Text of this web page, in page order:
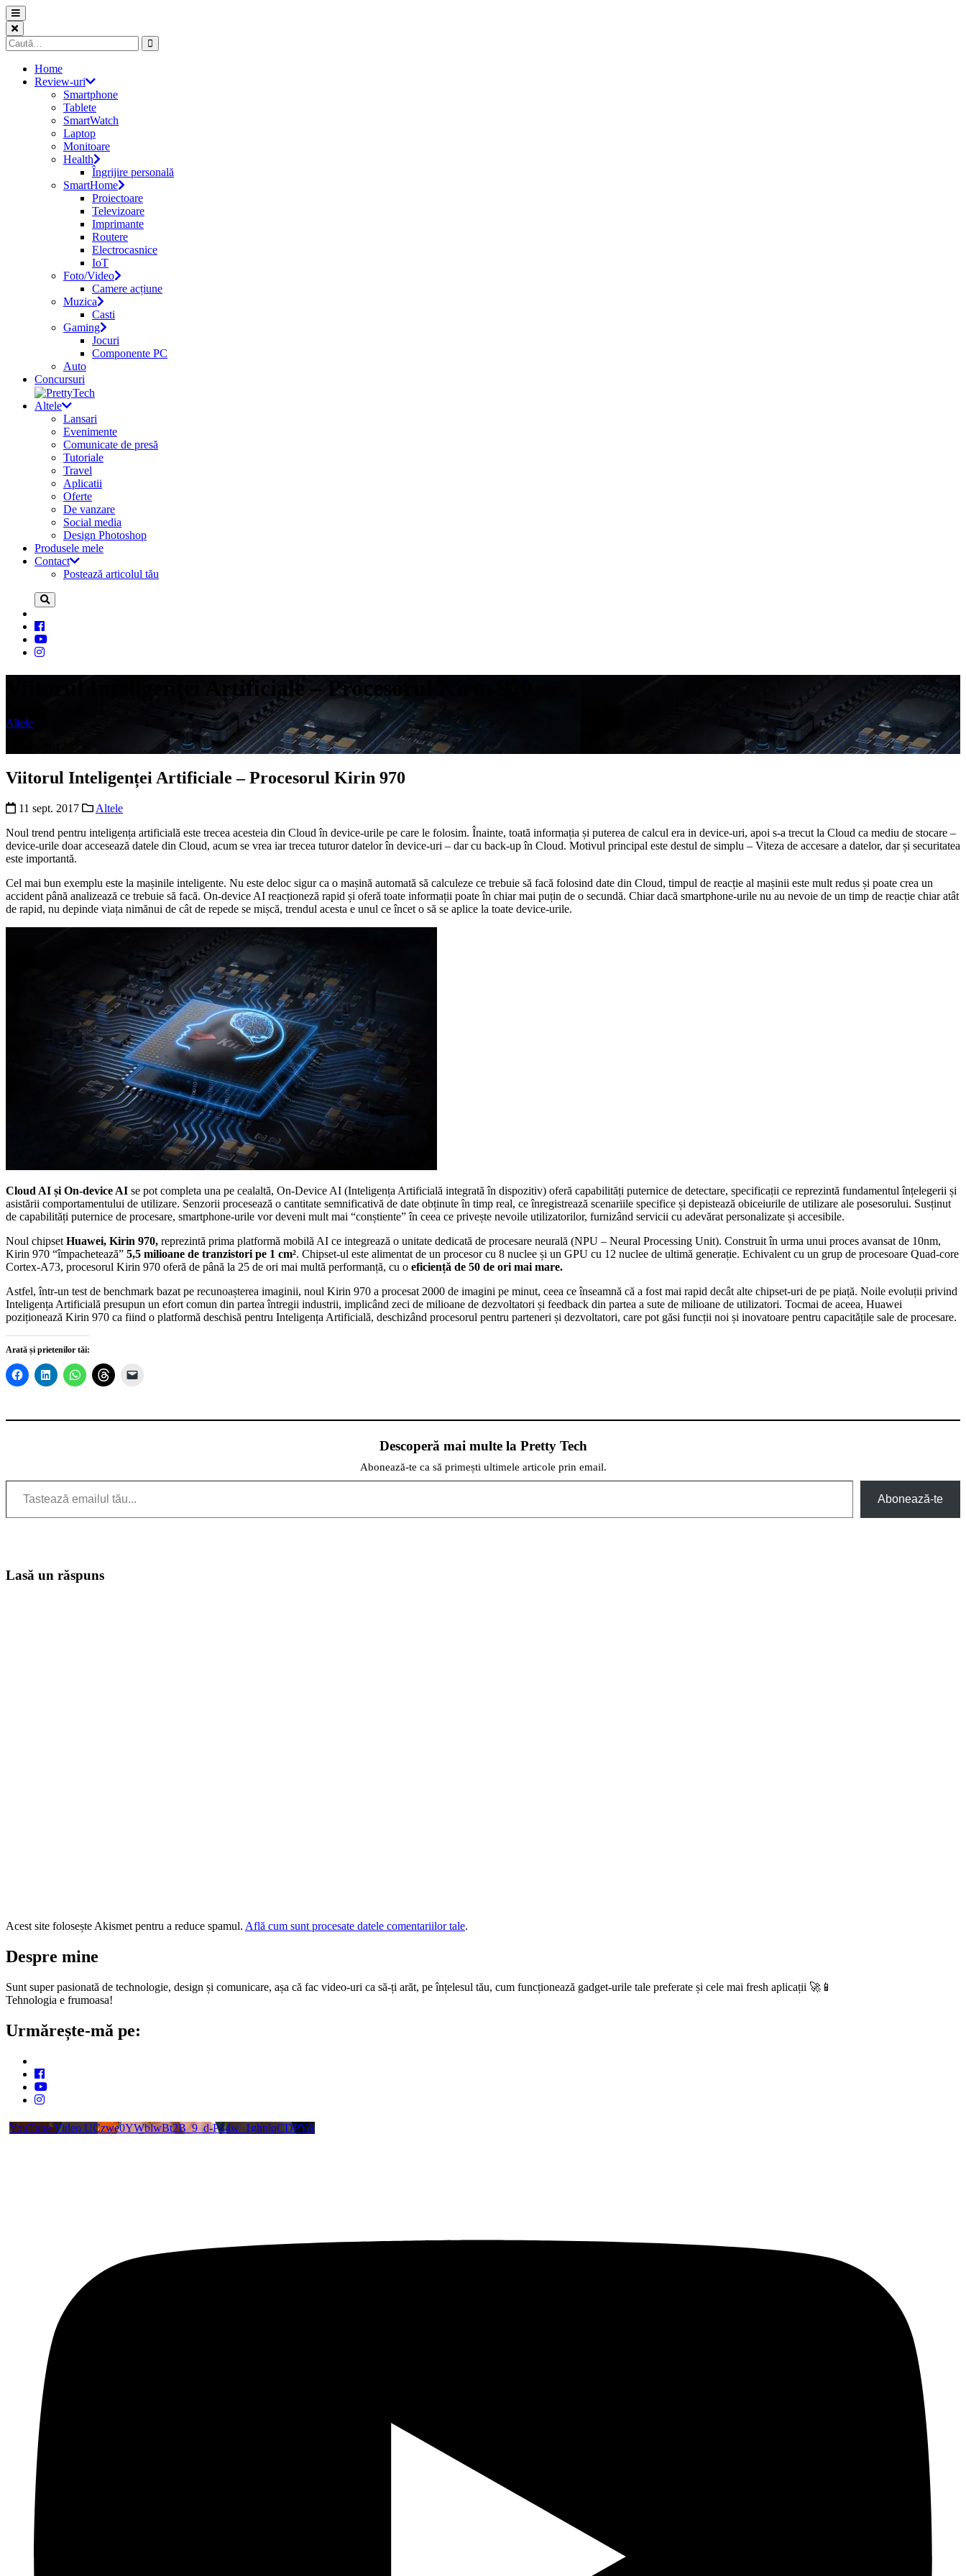
Skip
to
content
Caută
după:
Home
Review-uri
Smartphone
Tablete
SmartWatch
Laptop
Monitoare
Health
Îngrijire personală
SmartHome
Proiectoare
Televizoare
Imprimante
Routere
Electrocasnice
IoT
Foto/Video
Camere acțiune
Muzica
Casti
Gaming
Jocuri
Componente PC
Auto
Concursuri
Altele
Lansari
Evenimente
Comunicate de presă
Tutoriale
Travel
Aplicatii
Oferte
De vanzare
Social media
Design Photoshop
Produsele mele
Contact
Postează articolul tău
Viitorul Inteligenței Artificiale – Procesorul Kirin 970
Altele
Viitorul Inteligenței Artificiale – Procesorul Kirin 970
11 sept. 2017
Altele
Noul trend pentru inteligența artificială este trecea acesteia din Cloud în device-urile pe care le folosim. Înainte, toată informația și puterea de calcul era in device-uri, apoi s-a trecut la Cloud ca mediu de stocare –
device-urile doar accesează datele din Cloud, acum se vrea iar trecea tuturor datelor în device-uri – dar cu back-up în Cloud. Motivul principal este destul de simplu – Viteza de accesare a datelor, dar și securitatea
este importantă.
Cel mai bun exemplu este la mașinile inteligente. Nu este deloc sigur ca o mașină automată să calculeze ce trebuie să facă folosind date din Cloud, timpul de reacție al mașinii este mult redus și poate crea un
accident până analizează ce trebuie să facă. On-device AI reacționeză rapid și oferă toate informații poate în chiar mai puțin de o secundă. Chiar dacă smartphone-urile nu au nevoie de un timp de reacție chiar atât
de rapid, nu depinde viața nimănui de cât de repede se mișcă, trendul acesta e unul ce încet o să se aplice la toate device-urile.
Cloud AI și On-device AI se pot completa una pe cealaltă, On-Device AI (Inteligența Artificială integrată în dispozitiv) oferă capabilități puternice de detectare, specificații ce reprezintă fundamentul înțelegerii și
asistării comportamentului de utilizare. Senzorii procesează o cantitate semnificativă de date obținute în timp real, ce înregistrează scenariile specifice și depistează obiceiurile de utilizare ale posesorului. Susținut
de capabilități puternice de procesare, smartphone-urile vor deveni mult mai “conștiente” în ceea ce privește nevoile utilizatorilor, furnizând servicii cu adevărat personalizate și accesibile.
Noul chipset Huawei, Kirin 970, reprezintă prima platformă mobilă AI ce integrează o unitate dedicată de procesare neurală (NPU – Neural Processing Unit). Construit în urma unui proces avansat de 10nm,
Kirin 970 “împachetează” 5,5 milioane de tranzistori pe 1 cm². Chipset-ul este alimentat de un procesor cu 8 nuclee și un GPU cu 12 nuclee de ultimă generație. Echivalent cu un grup de procesoare Quad-core
Cortex-A73, procesorul Kirin 970 oferă de până la 25 de ori mai multă performanță, cu o eficiență de 50 de ori mai mare.
Astfel, într-un test de benchmark bazat pe recunoașterea imaginii, noul Kirin 970 a procesat 2000 de imagini pe minut, ceea ce înseamnă că a fost mai rapid decât alte chipset-uri de pe piață. Noile evoluții privind
Inteligența Artificială presupun un efort comun din partea întregii industrii, implicând zeci de milioane de dezvoltatori și feedback din partea a sute de milioane de utilizatori. Tocmai de aceea, Huawei
poziționează Kirin 970 ca fiind o platformă deschisă pentru Inteligența Artificială, deschizând procesorul pentru parteneri și dezvoltatori, care pot găsi funcții noi și inovatoare pentru capacitățile sale de procesare.
Arată și prietenilor tăi:
Descoperă mai multe la Pretty Tech
Abonează-te ca să primești ultimele articole prin email.
Tastează emailul tău...
Abonează-te
Lasă un răspuns
Acest site folosește Akismet pentru a reduce spamul. Află cum sunt procesate datele comentariilor tale.
Despre mine
Sunt super pasionată de technologie, design și comunicare, așa că fac video-uri ca să-ți arăt, pe înțelesul tău, cum funcționează gadget-urile tale preferate și cele mai fresh aplicații 🚀📱
Tehnologia e frumoasa!
Urmărește-mă pe:
YouTube Video UCzwe0YWblwBt2B_9_d-P44w_1ghplqCDPYA